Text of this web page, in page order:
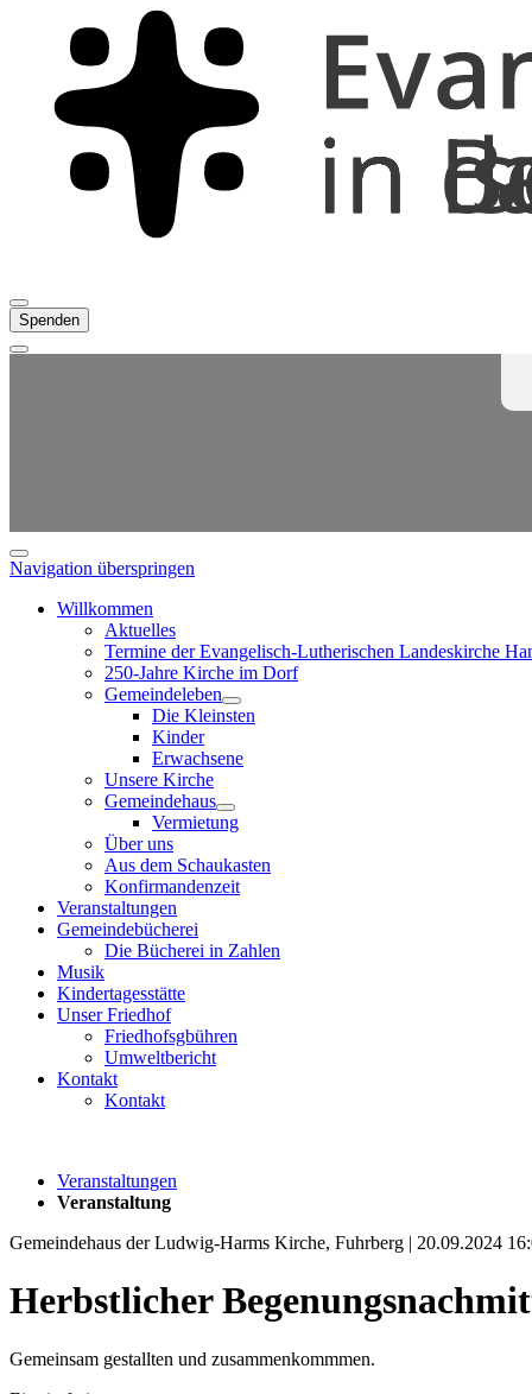
Spenden
Navigation überspringen
Willkommen
Aktuelles
Termine der Evangelisch-Lutherischen Landeskirche
250-Jahre Kirche im Dorf
Gemeindeleben
Die Kleinsten
Kinder
Erwachsene
Unsere Kirche
Gemeindehaus
Vermietung
Über uns
Aus dem Schaukasten
Konfirmandenzeit
Veranstaltungen
Gemeindebücherei
Die Bücherei in Zahlen
Musik
Kindertagesstätte
Unser Friedhof
Friedhofsgbühren
Umweltbericht
Kontakt
Kontakt
Veranstaltungen
Veranstaltung
Gemeindehaus der Ludwig-Harms Kirche, Fuhrberg | 20.09.2024
Herbstlicher
Gemeinsam gestallten und zusammenkommmen.